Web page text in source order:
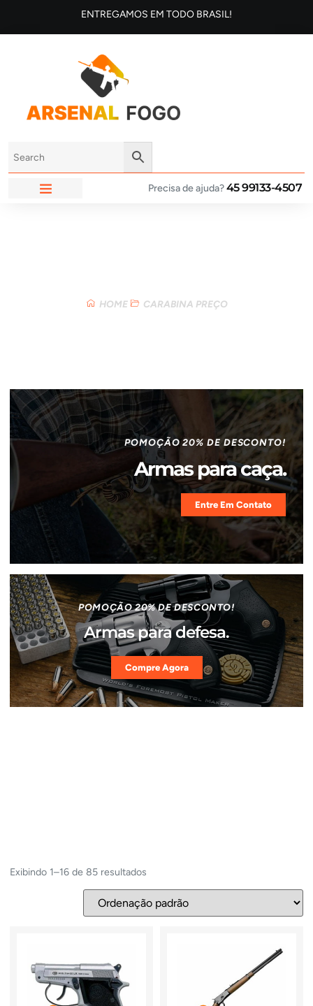
ENTREGAMOS EM TODO BRASIL!
Precisa de ajuda?45 99133-4507
HOME CARABINA PREÇO
POMOÇÃO 20% DE DESCONTO!
Armas para caça.
Entre Em Contato
POMOÇÃO 20% DE DESCONTO!
Armas para defesa.
Compre Agora
Exibindo 1–16 de 85 resultados